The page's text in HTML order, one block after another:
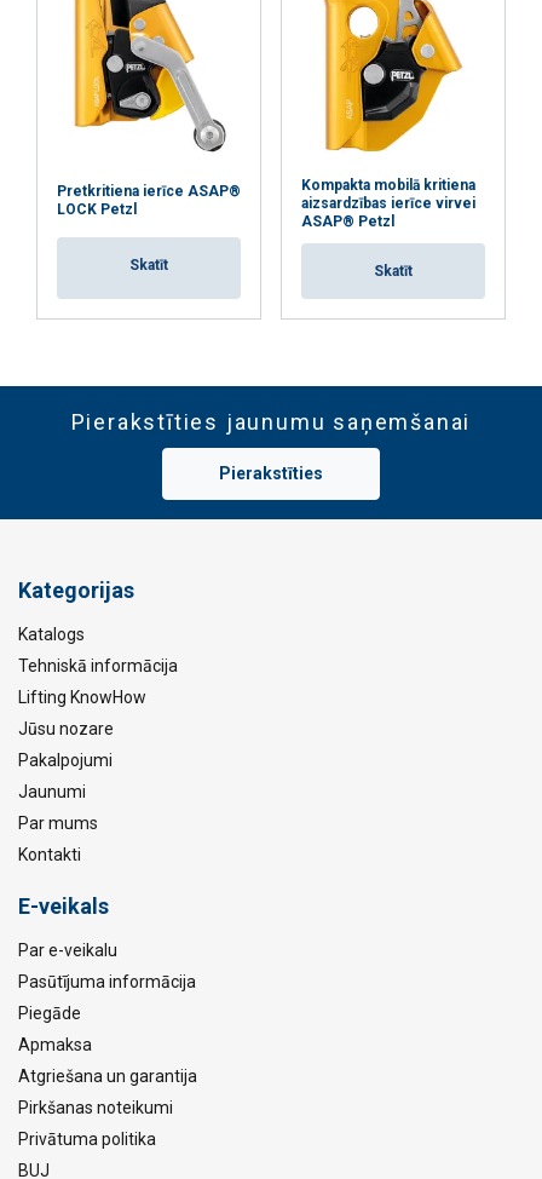
Pretkritiena ierīce ASAP®
LOCK Petzl
Skatīt
Kompakta mobilā kritiena
aizsardzības ierīce virvei
ASAP® Petzl
Skatīt
Pierakstīties jaunumu saņemšanai
Pierakstīties
Kategorijas
Katalogs
Tehniskā informācija
Lifting KnowHow
Jūsu nozare
Pakalpojumi
Jaunumi
Par mums
Kontakti
E-veikals
Par e-veikalu
Pasūtījuma informācija
Piegāde
Apmaksa
Atgriešana un garantija
Pirkšanas noteikumi
Privātuma politika
BUJ